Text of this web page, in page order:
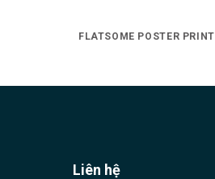
FLATSOME POSTER PRINT
Liên hệ